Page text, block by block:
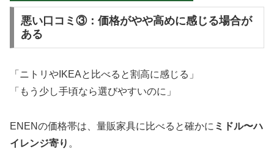
悪い口コミ③：価格がやや高めに感じる場合が
ある
「ニトリやIKEAと比べると割高に感じる」
「もう少し手頃なら選びやすいのに」
ENENの価格帯は、量販家具に比べると確かに ミドル〜ハ
イレンジ寄り 。